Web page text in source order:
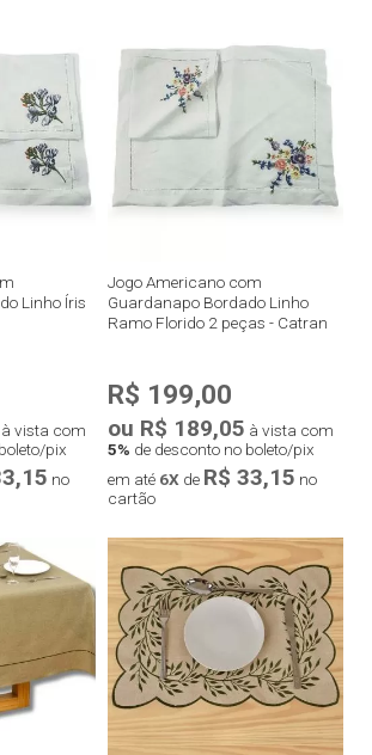
Compra rápida
Linho Íris
à vista com
pix
no
Jogo Americano com
Guardanapo Bordado Linho
Ramo Florido 2 peças - Catran
R$ 199,00
ou R$ 189,05 à vista com
5% de desconto no boleto/pix
em até 6X de R$ 33,15 no
cartão
Compra rápida